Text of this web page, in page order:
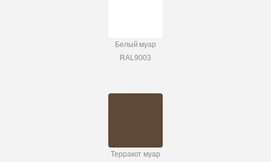
Белый муар
RAL9003
Терракот муар